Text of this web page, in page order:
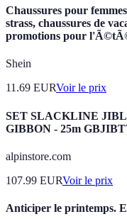
Chaussures pour
strass, chaussures de
promotions pour
Shein
11.69 EURVoir le prix
SET SLACKLINE
GIBBON - 25m
alpinstore.com
107.99 EURVoir le prix
Anticiper le printemps.